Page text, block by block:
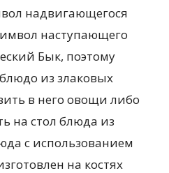
надвигающегося
наступающего
Бык, поэтому
из злаковых
в него овощи либо
на стол блюда из
с использованием
на костях